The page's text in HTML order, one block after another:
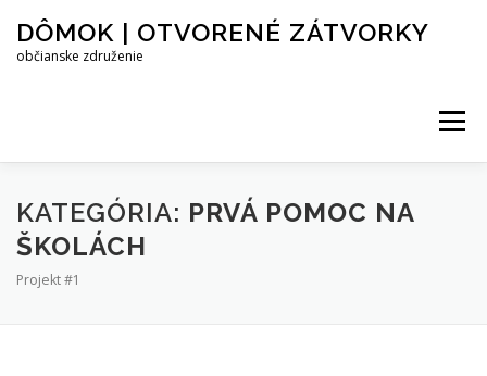
obsah
DÔMOK | OTVORENÉ ZÁTVORKY
občianske združenie
Menu
PROJEKTY KAMPANE O ZDRUŽENÍ
KATEGÓRIA: PRVÁ POMOC NA
ŠKOLÁCH
Projekt #1